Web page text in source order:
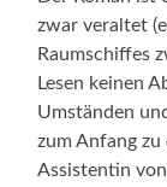
zwar veraltet
Raumschiffes
Lesen keinen
Umständen
zum Anfang
Assistentin